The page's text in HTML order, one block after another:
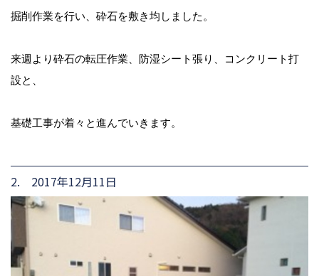
掘削作業を行い、砕石を敷き均しました。
来週より砕石の転圧作業、防湿シート張り、コンクリート打
設と、
基礎工事が着々と進んでいきます。
2. 2017年12月11日